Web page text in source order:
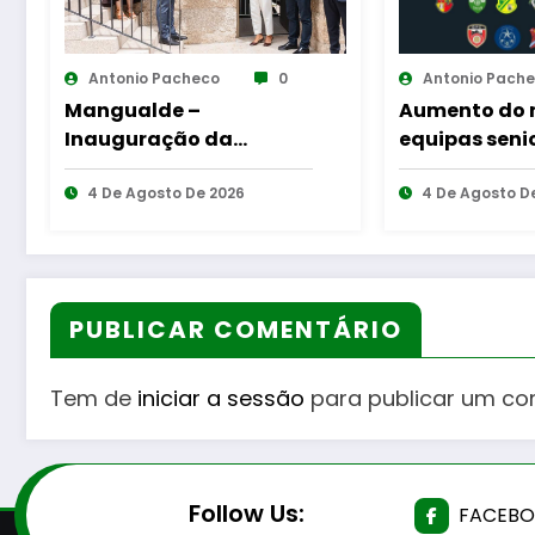
Antonio Pacheco
Aumento do número de
equipas seniores na AF
Guarda
4 De Agosto De 2026
Antonio
Fornos
avança
Público
4 De
PUBLICAR COMENTÁRIO
Tem de iniciar a sessão para publicar um
Follow Us: